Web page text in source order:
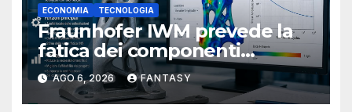
ECONOMIA TECNOLOGIA
Fraunhofer IWM prevede la
fatica dei componenti
metallici stampati in 3D
AGO 6, 2026 FANTASY